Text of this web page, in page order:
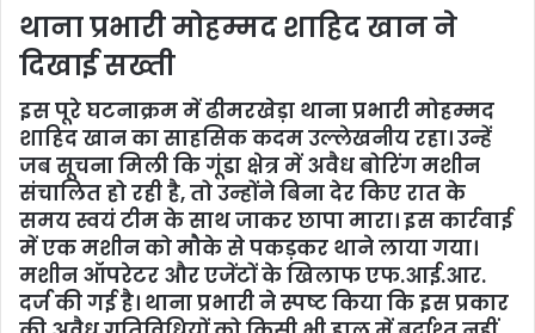
थाना प्रभारी मोहम्मद शाहिद खान ने
दिखाई सख्ती
इस पूरे घटनाक्रम में ढीमरखेड़ा थाना प्रभारी मोहम्मद
शाहिद खान का साहसिक कदम उल्लेखनीय रहा। उन्हें
जब सूचना मिली कि गूंडा क्षेत्र में अवैध बोरिंग मशीन
संचालित हो रही है, तो उन्होंने बिना देर किए रात के
समय स्वयं टीम के साथ जाकर छापा मारा। इस कार्रवाई
में एक मशीन को मौके से पकड़कर थाने लाया गया।
मशीन ऑपरेटर और एजेंटों के खिलाफ एफ.आई.आर.
दर्ज की गई है। थाना प्रभारी ने स्पष्ट किया कि इस प्रकार